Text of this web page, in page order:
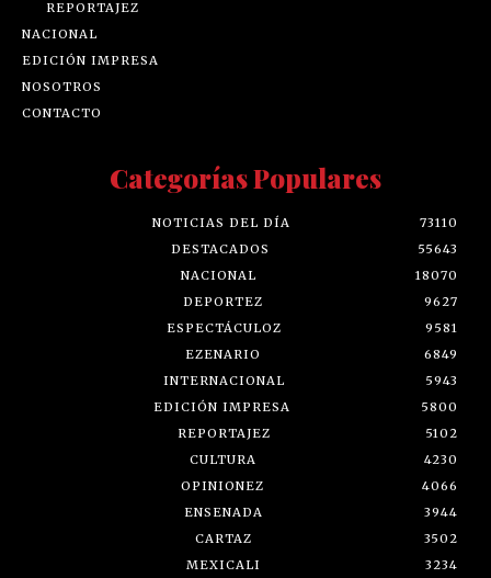
REPORTAJEZ
NACIONAL
EDICIÓN IMPRESA
NOSOTROS
CONTACTO
Categorías Populares
NOTICIAS DEL DÍA
73110
DESTACADOS
55643
NACIONAL
18070
DEPORTEZ
9627
ESPECTÁCULOZ
9581
EZENARIO
6849
INTERNACIONAL
5943
EDICIÓN IMPRESA
5800
REPORTAJEZ
5102
CULTURA
4230
OPINIONEZ
4066
ENSENADA
3944
CARTAZ
3502
MEXICALI
3234